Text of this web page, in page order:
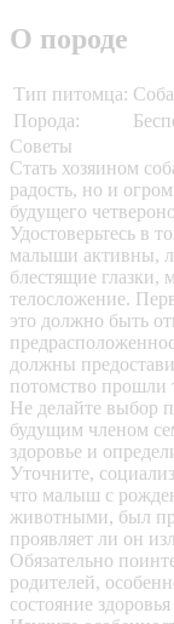
О породе
Тип питомца:
Порода:
Советы
Стать хозяином
радость, но и
будущего
Удостоверьтесь в
малыши активны,
блестящие глазки,
телосложение.
это должно быть
должны
потомство прошли
Не делайте выбор
будущим членом
здоровье и
Уточните,
что малыш с
животными, был
проявляет ли он
Обязательно
родителей,
состояние